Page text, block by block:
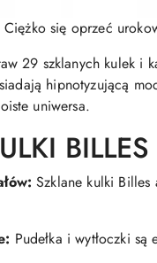
się oprzeć
29 szklanych kulek i
hipnotyzującą
uniwersa.
Szklane kulki
Pudełka i wytłoczki